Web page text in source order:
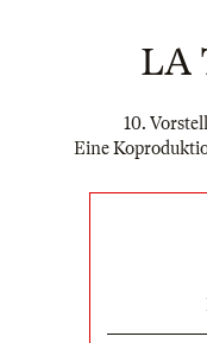
LA
10.
Eine